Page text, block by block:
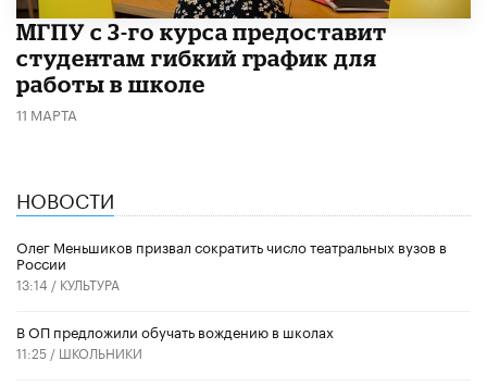
МГПУ с 3-го курса предоставит
студентам гибкий график для
работы в школе
11 МАРТА
НОВОСТИ
Олег Меньшиков призвал сократить число театральных вузов в
России
13:14 / КУЛЬТУРА
В ОП предложили обучать вождению в школах
11:25 / ШКОЛЬНИКИ